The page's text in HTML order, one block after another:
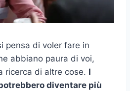
pensa di voler fare in
abbiano paura di voi,
ricerca di altre cose. I
diventare più